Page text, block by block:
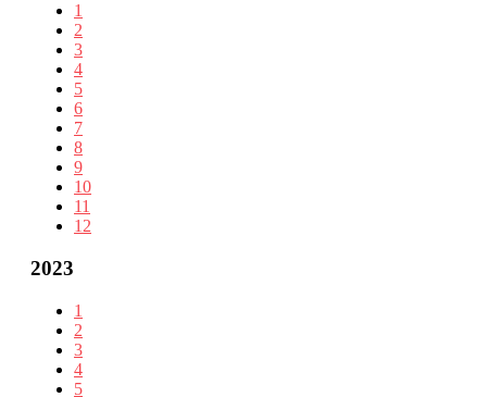
1
2
3
4
5
6
7
8
9
10
11
12
2023
1
2
3
4
5